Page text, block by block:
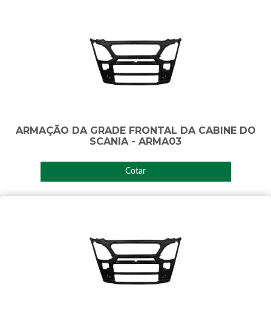
ARMAÇÃO DA GRADE FRONTAL DA CABINE DO
SCANIA - ARMA03
Cotar